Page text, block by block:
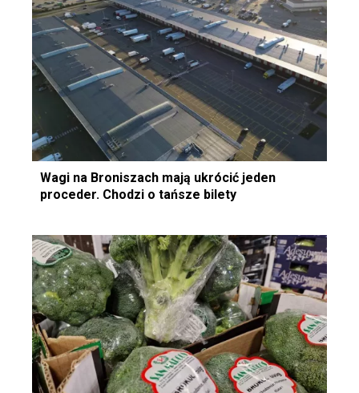
Wagi na Broniszach mają ukrócić jeden
proceder. Chodzi o tańsze bilety